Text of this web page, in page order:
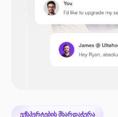
ზღვის ფაილი
ᲔᲥᲡᲞᲔᲠᲢᲔᲑᲘᲡ ᲛᲮᲐᲠᲓᲐᲭᲔᲠᲐ